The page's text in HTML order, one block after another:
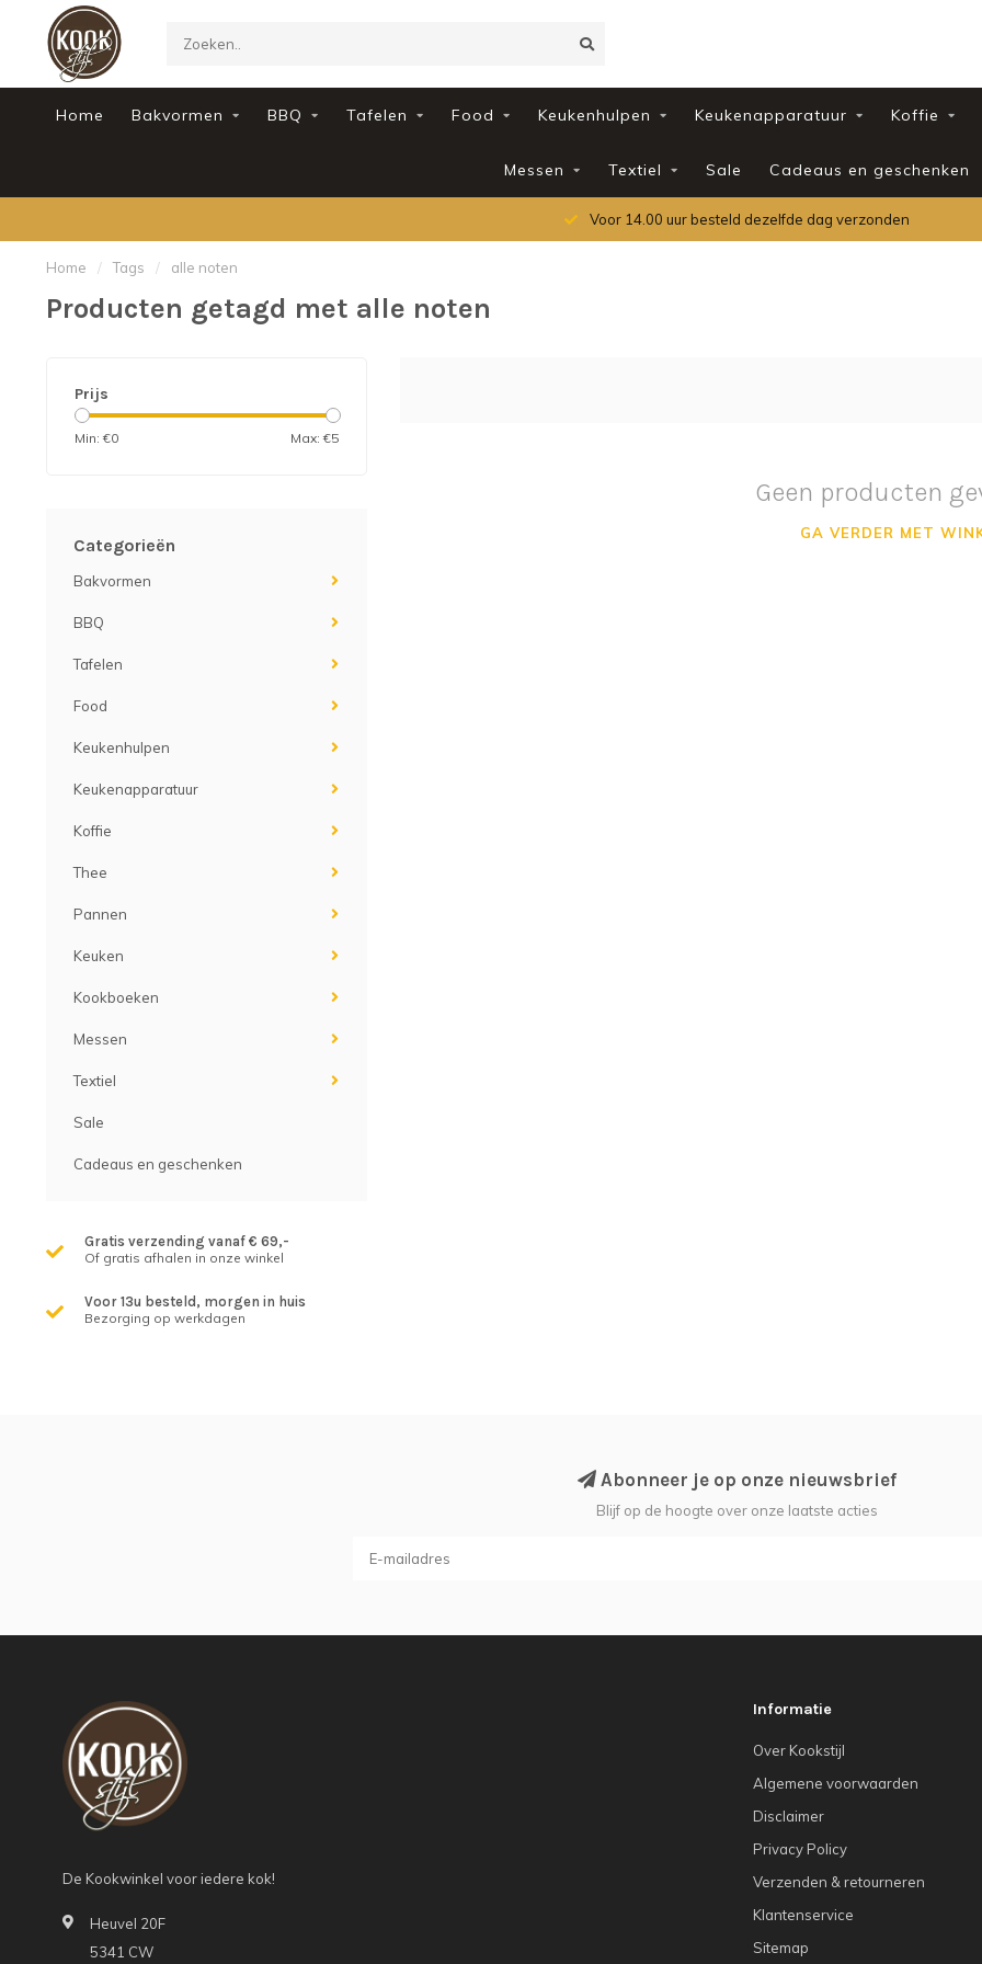
Home Bakvormen BBQ Tafelen Food Keukenhulpen Keukenapparatuur Koffie
Messen Textiel Sale Cadeaus en geschenken
Voor 14.00 uur besteld dezelfde dag verzonden
Home / Tags / alle noten
Producten getagd met alle noten
Prijs
Min: €0 Max: €5
Categorieën
Bakvormen
BBQ
Tafelen
Food
Keukenhulpen
Keukenapparatuur
Koffie
Thee
Pannen
Keuken
Kookboeken
Messen
Textiel
Sale
Cadeaus en geschenken
Gratis verzending vanaf € 69,-
Of gratis afhalen in onze winkel
Voor 13u besteld, morgen in huis
Bezorging op werkdagen
Geen producten
GA VERDER MET
Abonneer je op onze nieuwsbrief
Blijf op de hoogte over onze laatste acties
De Kookwinkel voor iedere kok!
Heuvel 20F
5341 CW
Informatie
Over Kookstijl
Algemene voorwaarden
Disclaimer
Privacy Policy
Verzenden & retourneren
Klantenservice
Sitemap